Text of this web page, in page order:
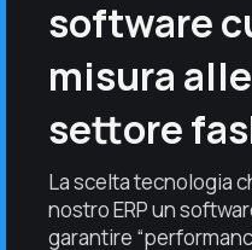
software
misura
settore
La scelta tecnologia
nostro ERP un
garantire